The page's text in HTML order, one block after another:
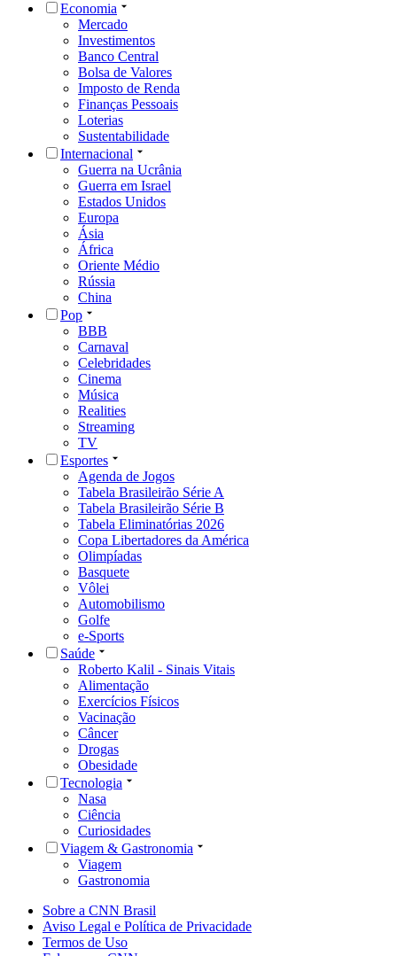
Economia
Mercado
Investimentos
Banco Central
Bolsa de Valores
Imposto de Renda
Finanças Pessoais
Loterias
Sustentabilidade
Internacional
Guerra na Ucrânia
Guerra em Israel
Estados Unidos
Europa
Ásia
África
Oriente Médio
Rússia
China
Pop
BBB
Carnaval
Celebridades
Cinema
Música
Realities
Streaming
TV
Esportes
Agenda de Jogos
Tabela Brasileirão Série A
Tabela Brasileirão Série B
Tabela Eliminatórias 2026
Copa Libertadores da América
Olimpíadas
Basquete
Vôlei
Automobilismo
Golfe
e-Sports
Saúde
Roberto Kalil - Sinais Vitais
Alimentação
Exercícios Físicos
Vacinação
Câncer
Drogas
Obesidade
Tecnologia
Nasa
Ciência
Curiosidades
Viagem & Gastronomia
Viagem
Gastronomia
Sobre a CNN Brasil
Aviso Legal e Política de Privacidade
Termos de Uso